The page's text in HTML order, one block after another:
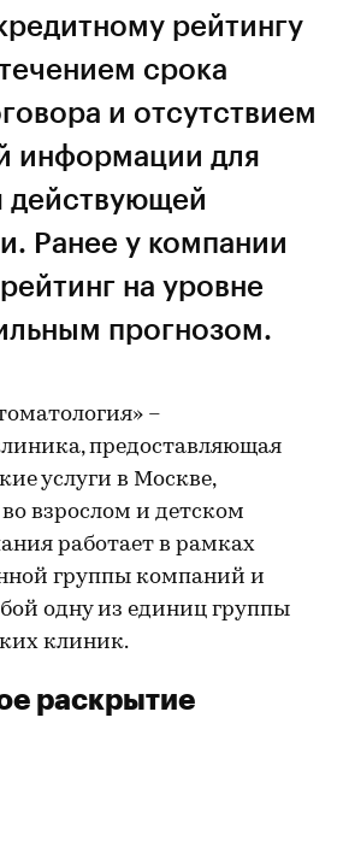
рейтингу
срока
и отсутствием
информации для
действующей
Ранее у компании
на уровне
прогнозом.
–
предоставляющая
услуги в Москве,
взрослом и детском
работает в рамках
группы компаний и
одну из единиц группы
клиник.
раскрытие